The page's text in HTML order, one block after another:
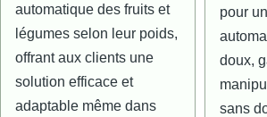
automatique des fruits et
légumes selon leur poids,
offrant aux clients une
solution efficace et
adaptable même dans
pour
doux,
sans